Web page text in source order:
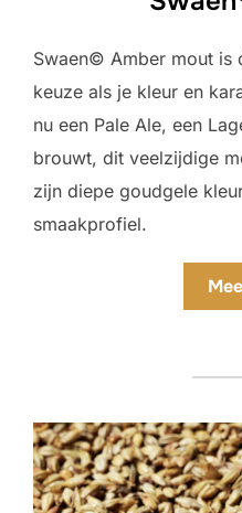
Swaen© Amber mout is
keuze als je kleur en
nu een Pale Ale, een
brouwt, dit veelzijdige
zijn diepe goudgele
smaakprofiel.